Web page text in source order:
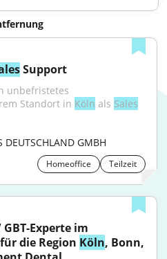
Support
unbefristetes
Standort in Köln als Sales
DEUTSCHLAND GMBH
Homeoffice Teilzeit
Experte im
die Region Köln, Bonn,